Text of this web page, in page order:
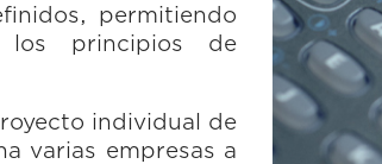
permitiendo
principios de
individual de
varias empresas a